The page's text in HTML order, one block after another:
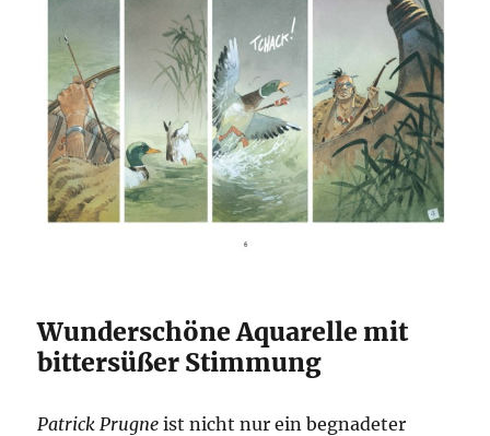
Wunderschöne Aquarelle mit
bittersüßer Stimmung
Patrick Prugne ist nicht nur ein begnadeter